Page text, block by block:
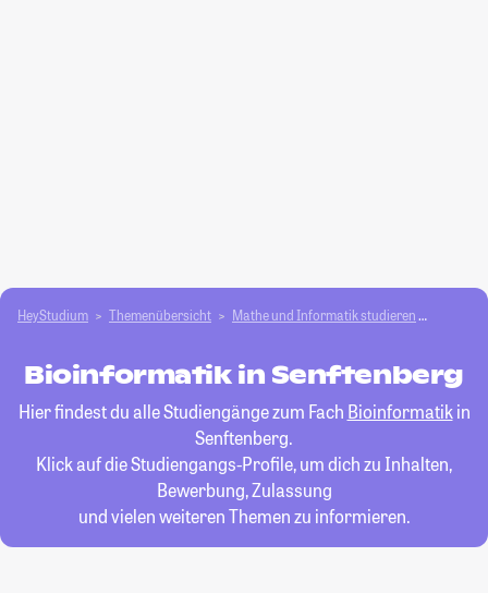
HeyStudium Themenübersicht Mathe und Informatik studieren
Bioinformatik in Senftenberg
Hier findest du alle Studiengänge zum Fach Bioinformatikin
Senftenberg.
Klick auf die Studiengangs-Profile, um dich zu Inhalten,
Bewerbung, Zulassung
und vielen weiteren Themen zu informieren.